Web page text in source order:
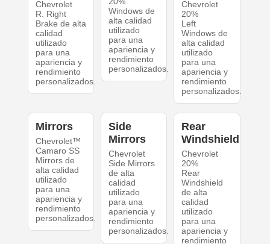
Chevrolet
R. Right
Brake de alta
calidad
utilizado
para una
apariencia y
rendimiento
personalizados.
Windows de
alta calidad
utilizado
para una
apariencia y
rendimiento
personalizados.
Chevrolet
20%
Left
Windows de
alta calidad
utilizado
para una
apariencia y
rendimiento
personalizados.
Mirrors
Chevrolet™
Camaro SS
Mirrors de
alta calidad
utilizado
para una
apariencia y
rendimiento
personalizados.
Side
Mirrors
Chevrolet
Side Mirrors
de alta
calidad
utilizado
para una
apariencia y
rendimiento
personalizados.
Rear
Windshield
Chevrolet
20%
Rear
Windshield
de alta
calidad
utilizado
para una
apariencia y
rendimiento